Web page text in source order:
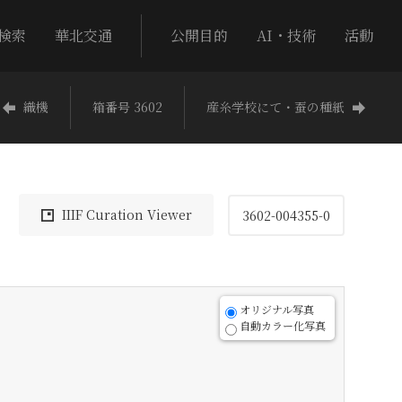
索 華北交通 公開目的 AI・技術 活動
織機 箱番号 3602 産糸学校にて・蚕の種紙
IIIF Curation Viewer 3602-004355-0
オリジナル写真
自動カラー化写真